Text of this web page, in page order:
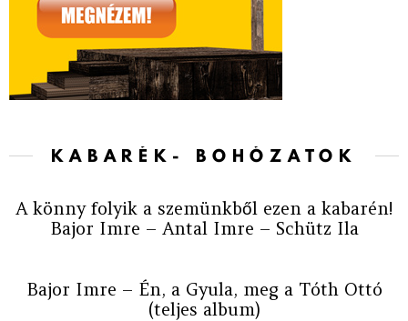
KABARÉK- BOHÓZATOK
A könny folyik a szemünkből ezen a kabarén!
Bajor Imre – Antal Imre – Schütz Ila
Bajor Imre – Én, a Gyula, meg a Tóth Ottó
(teljes album)